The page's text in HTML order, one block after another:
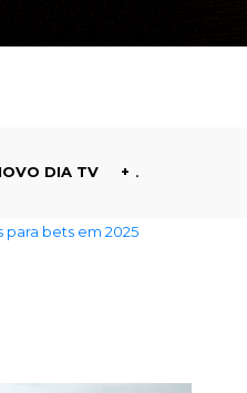
DIA TV +
para bets em 2025